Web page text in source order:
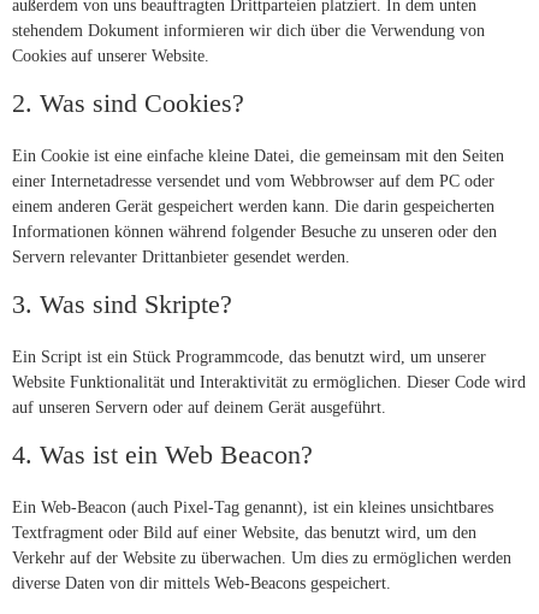
außerdem von uns beauftragten Drittparteien platziert. In dem unten
stehendem Dokument informieren wir dich über die Verwendung von
Cookies auf unserer Website.
2. Was sind Cookies?
Ein Cookie ist eine einfache kleine Datei, die gemeinsam mit den Seiten
einer Internetadresse versendet und vom Webbrowser auf dem PC oder
einem anderen Gerät gespeichert werden kann. Die darin gespeicherten
Informationen können während folgender Besuche zu unseren oder den
Servern relevanter Drittanbieter gesendet werden.
3. Was sind Skripte?
Ein Script ist ein Stück Programmcode, das benutzt wird, um unserer
Website Funktionalität und Interaktivität zu ermöglichen. Dieser Code wird
auf unseren Servern oder auf deinem Gerät ausgeführt.
4. Was ist ein Web Beacon?
Ein Web-Beacon (auch Pixel-Tag genannt), ist ein kleines unsichtbares
Textfragment oder Bild auf einer Website, das benutzt wird, um den
Verkehr auf der Website zu überwachen. Um dies zu ermöglichen werden
diverse Daten von dir mittels Web-Beacons gespeichert.